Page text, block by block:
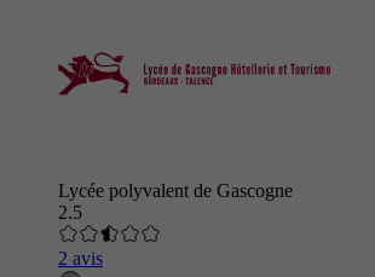
Lycée polyvalent de Gascogne
2.5
2 avis